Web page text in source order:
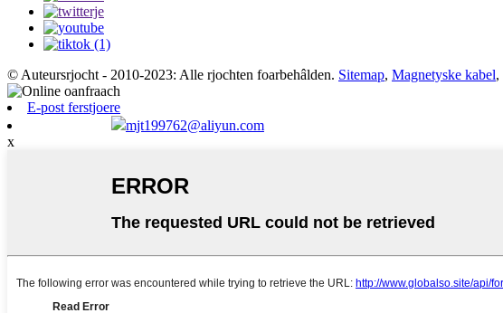
© Auteursrjocht - 2010-2023: Alle rjochten foarbehâlden. Sitemap, Magnetyske kabel,
E-post ferstjoere
mjt199762@aliyun.com
x